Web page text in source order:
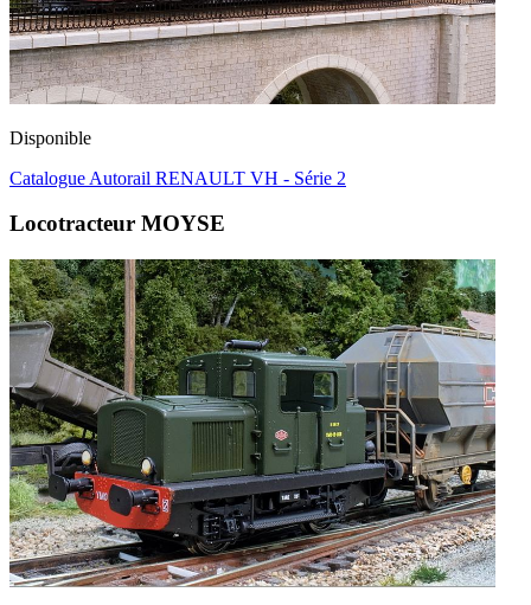
Disponible
Catalogue Autorail RENAULT VH - Série 2
Locotracteur MOYSE